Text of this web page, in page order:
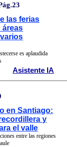
las ferias
áreas
es aplaudida
Asistente IA
en Santiago:
y
el valle
entre las regiones